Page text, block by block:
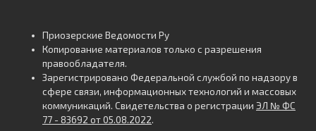
Приозерские Ведомости Ру
Копирование материалов только с разрешения
правообладателя.
Зарегистрировано Федеральной службой по надзору в
сфере связи, информационных технологий и массовых
коммуникаций. Свидетельства о регистрации ЭЛ № ФС
77 - 83692 от 05.08.2022.